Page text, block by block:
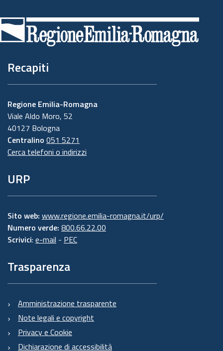
di
pagina
Recapiti
Regione Emilia-Romagna
Viale Aldo Moro, 52
40127 Bologna
Centralino 051 5271
Cerca telefoni o indirizzi
URP
Sito web: www.regione.emilia-romagna.it/urp/
Numero verde: 800.66.22.00
Scrivici: e-mail - PEC
Trasparenza
Amministrazione trasparente
Note legali e copyright
Privacy e Cookie
Dichiarazione di accessibilità